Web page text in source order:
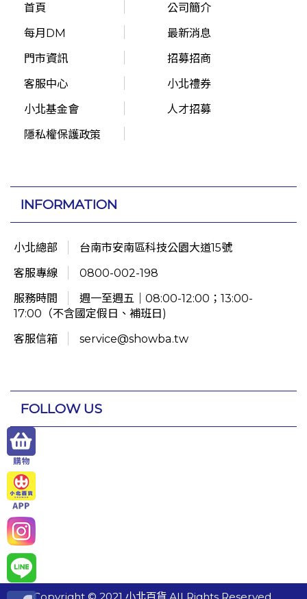
首頁
公司簡介
每月DM
最新消息
門市資訊
招募招商
客服中心
小北禮券
小北基金會
人才招募
隱私權保護政策
INFORMATION
小北總部
台南市安南區科技公園大道15號
客服專線
0800-002-198
服務時間
週一至週五｜08:00-12:00；13:00-
17:00（不含國定假日、補班日)
客服信箱
service@showba.tw
FOLLOW US